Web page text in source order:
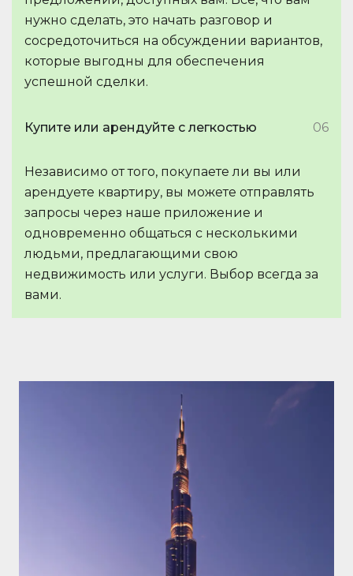
нужно сделать, это начать разговор и
сосредоточиться на обсуждении вариантов,
которые выгодны для обеспечения
успешной сделки.
Купите или арендуйте с легкостью 06
Независимо от того, покупаете ли вы или
арендуете квартиру, вы можете отправлять
запросы через наше приложение и
одновременно общаться с несколькими
людьми, предлагающими свою
недвижимость или услуги. Выбор всегда за
вами.